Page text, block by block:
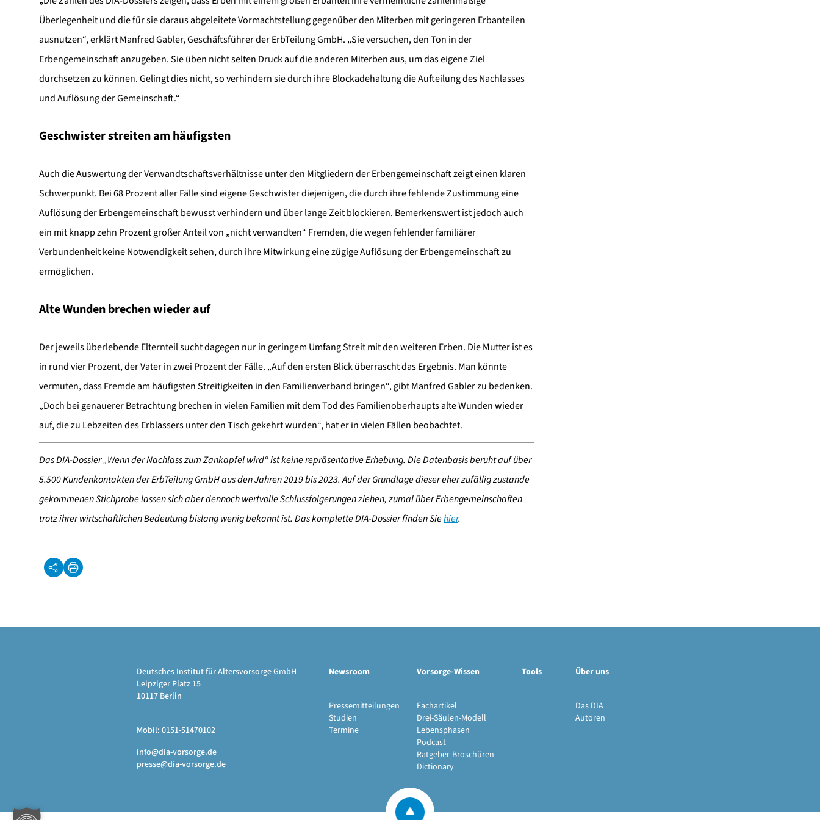
Überlegenheit und die für sie daraus abgeleitete Vormachtstellung gegenüber den Miterben mit geringeren Erbanteilen
ausnutzen“, erklärt Manfred Gabler, Geschäftsführer der ErbTeilung GmbH. „Sie versuchen, den Ton in der
Erbengemeinschaft anzugeben. Sie üben nicht selten Druck auf die anderen Miterben aus, um das eigene Ziel
durchsetzen zu können. Gelingt dies nicht, so verhindern sie durch ihre Blockadehaltung die Aufteilung des Nachlasses
und Auflösung der Gemeinschaft.“
Geschwister streiten am häufigsten
Auch die Auswertung der Verwandtschaftsverhältnisse unter den Mitgliedern der Erbengemeinschaft zeigt einen klaren
Schwerpunkt. Bei 68 Prozent aller Fälle sind eigene Geschwister diejenigen, die durch ihre fehlende Zustimmung eine
Auflösung der Erbengemeinschaft bewusst verhindern und über lange Zeit blockieren. Bemerkenswert ist jedoch auch
ein mit knapp zehn Prozent großer Anteil von „nicht verwandten“ Fremden, die wegen fehlender familiärer
Verbundenheit keine Notwendigkeit sehen, durch ihre Mitwirkung eine zügige Auflösung der Erbengemeinschaft zu
ermöglichen.
Alte Wunden brechen wieder auf
Der jeweils überlebende Elternteil sucht dagegen nur in geringem Umfang Streit mit den weiteren Erben. Die Mutter ist es
in rund vier Prozent, der Vater in zwei Prozent der Fälle. „Auf den ersten Blick überrascht das Ergebnis. Man könnte
vermuten, dass Fremde am häufigsten Streitigkeiten in den Familienverband bringen“, gibt Manfred Gabler zu bedenken.
„Doch bei genauerer Betrachtung brechen in vielen Familien mit dem Tod des Familienoberhaupts alte Wunden wieder
auf, die zu Lebzeiten des Erblassers unter den Tisch gekehrt wurden“, hat er in vielen Fällen beobachtet.
Das DIA-Dossier „Wenn der Nachlass zum Zankapfel wird“ ist keine repräsentative Erhebung. Die Datenbasis beruht auf über
5.500 Kundenkontakten der ErbTeilung GmbH aus den Jahren 2019 bis 2023. Auf der Grundlage dieser eher zufällig zustande
gekommenen Stichprobe lassen sich aber dennoch wertvolle Schlussfolgerungen ziehen, zumal über Erbengemeinschaften
trotz ihrer wirtschaftlichen Bedeutung bislang wenig bekannt ist. Das komplette DIA-Dossier finden Siehier.
Deutsches Institut für Altersvorsorge GmbH
Leipziger Platz 15
10117 Berlin
Mobil: 0151-51470102
info@dia-vorsorge.de
presse@dia-vorsorge.de
Newsroom
Pressemitteilungen
Studien
Termine
Vorsorge-Wissen
Fachartikel
Drei-Säulen-Modell
Lebensphasen
Podcast
Ratgeber-Broschüren
Dictionary
Tools Über uns
Das DIA
Autoren